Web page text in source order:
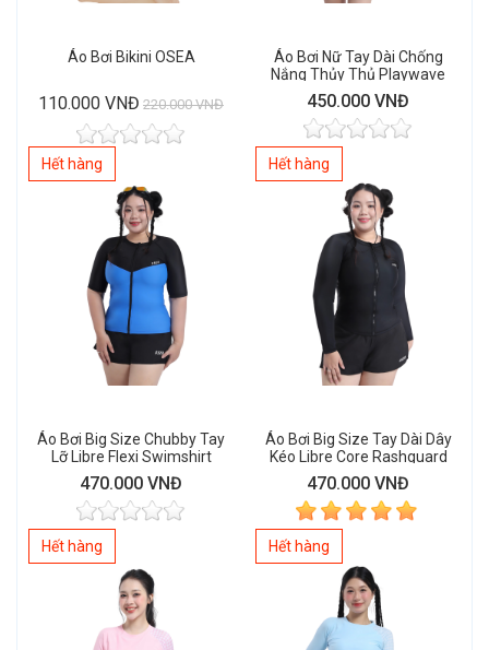
Áo Bơi Bikini OSEA
110.000 VNĐ 220.000 VNĐ
Áo Bơi Nữ Tay Dài Chống
Nắng Thủy Thủ Playwave
Sailor Rashguard
450.000 VNĐ
Áo Bơi Big Size Chubby Tay
Lỡ Libre Flexi Swimshirt
470.000 VNĐ
Hết hàng
Áo Bơi Big Size Tay Dài Dây
Kéo Libre Core Rashguard
470.000 VNĐ
Hết hàng
Hết hàng Hết hàng